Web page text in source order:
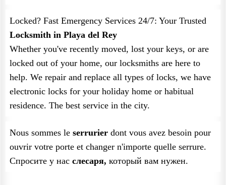
Locked? Fast Emergency Services 24/7: Your Trusted
Locksmith in Playa del Rey
Whether you've recently moved, lost your keys, or are
locked out of your home, our locksmiths are here to
help. We repair and replace all types of locks, we have
electronic locks for your holiday home or habitual
residence. The best service in the city.
Nous sommes le serrurier dont vous avez besoin pour
ouvrir votre porte et changer n'importe quelle serrure.
Спросите у нас слесаря, который вам нужен.